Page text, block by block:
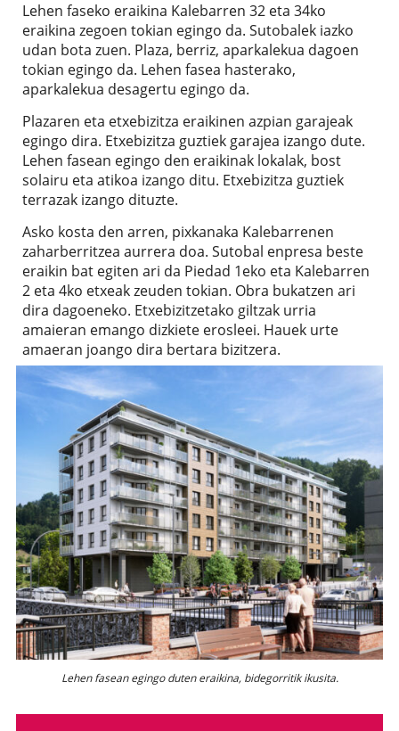
Lehen faseko eraikina Kalebarren 32 eta 34ko
eraikina zegoen tokian egingo da. Sutobalek iazko
udan bota zuen. Plaza, berriz, aparkalekua dagoen
tokian egingo da. Lehen fasea hasterako,
aparkalekua desagertu egingo da.
Plazaren eta etxebizitza eraikinen azpian garajeak
egingo dira. Etxebizitza guztiek garajea izango dute.
Lehen fasean egingo den eraikinak lokalak, bost
solairu eta atikoa izango ditu. Etxebizitza guztiek
terrazak izango dituzte.
Asko kosta den arren, pixkanaka Kalebarrenen
zaharberritzea aurrera doa. Sutobal enpresa beste
eraikin bat egiten ari da Piedad 1eko eta Kalebarren
2 eta 4ko etxeak zeuden tokian. Obra bukatzen ari
dira dagoeneko. Etxebizitzetako giltzak urria
amaieran emango dizkiete erosleei. Hauek urte
amaeran joango dira bertara bizitzera.
Lehen fasean egingo duten eraikina, bidegorritik ikusita.